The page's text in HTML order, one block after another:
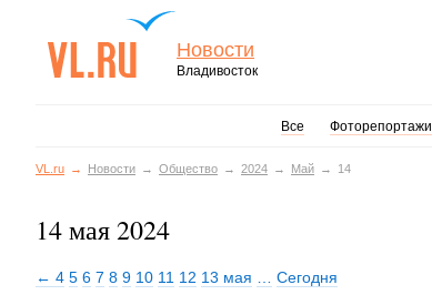
Новости
Владивосток
Все Фоторепортажи
VL.ru Новости Общество 2024 Май 14
14 мая 2024
← 4 5 6 7 8 9 10 11 12 13 мая Сегодня